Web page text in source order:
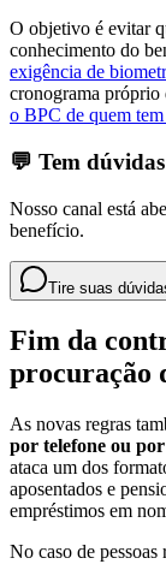
O objetivo é evitar
conhecimento do
exigência de
cronograma próprio
o BPC de quem
💬 Tem
Nosso canal está
benefício.
Tire suas
Fim da
procuração
As novas regras
por telefone ou
ataca um dos
aposentados e
empréstimos em
No caso de pessoas